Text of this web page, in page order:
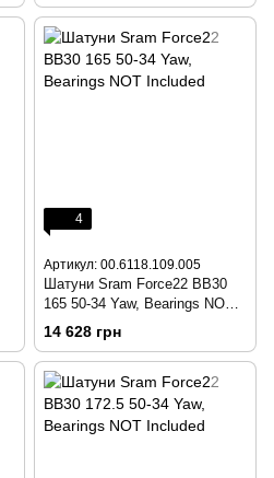
4
Артикул: 00.6118.109.005
Шатуни Sram Force22 BB30
165 50-34 Yaw, Bearings NOT
Included
14 628 грн